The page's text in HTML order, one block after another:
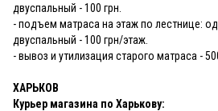
двуспальный - 100 грн.
- подъем матраса на этаж по лестнице:
двуспальный - 100 грн/этаж.
- вывоз и утилизация старого матраса -
ХАРЬКОВ
Курьер магазина по Харькову: